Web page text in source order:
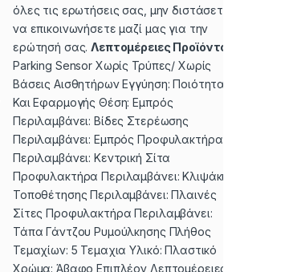
όλες τις ερωτήσεις σας, μην διστάσετε
να επικοινωνήσετε μαζί μας για την
ερώτησή σας.Λεπτομέρειες Προϊόντος
Parking Sensor Χωρίς Τρύπες/ Χωρίς
Βάσεις Αισθητήρων Εγγύηση: Ποιότητας
Και Εφαρμογής Θέση: Εμπρός
Περιλαμβάνει: Βίδες Στερέωσης
Περιλαμβάνει: Εμπρός Προφυλακτήρα
Περιλαμβάνει: Κεντρική Σίτα
Προφυλακτήρα Περιλαμβάνει: Κλιψάκια
Τοποθέτησης Περιλαμβάνει: Πλαινές
Σίτες Προφυλακτήρα Περιλαμβάνει:
Τάπα Γάντζου Ρυμούλκησης Πλήθος
Τεμαχίων: 5 Τεμαχια Υλικό: Πλαστικό
Χρώμα: Άβαφο Επιπλέον Λεπτομέρειες: